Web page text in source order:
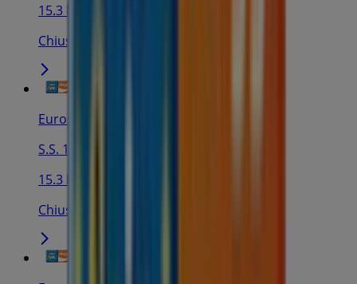
15.3 km
Chiuso
Eurospin Viaggi
S.S. 113 Km 286, 36, Carini
15.3 km
Chiuso